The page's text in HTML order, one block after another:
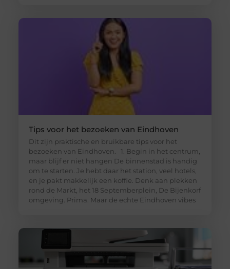
Tips voor het bezoeken van Eindhoven
Dit zijn praktische en bruikbare tips voor het
bezoeken van Eindhoven. 1. Begin in het centrum,
maar blijf er niet hangen De binnenstad is handig
om te starten. Je hebt daar het station, veel hotels,
en je pakt makkelijk een koffie. Denk aan plekken
rond de Markt, het 18 Septemberplein, De Bijenkorf
omgeving. Prima. Maar de echte Eindhoven vibes